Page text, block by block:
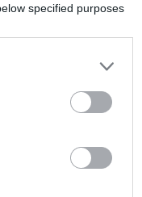
specified purposes
θα